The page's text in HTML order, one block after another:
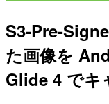
S3-Pre-
た画像を
Glide 4 でキ